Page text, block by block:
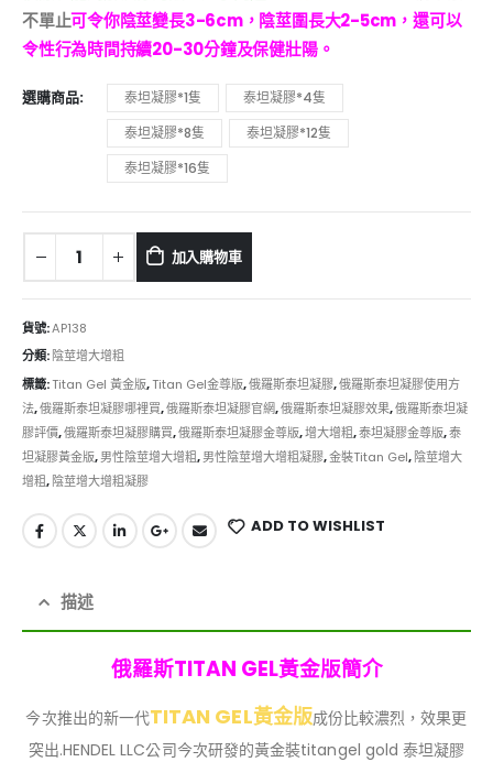
不單止可令你陰莖變長3-6cm，陰莖圍長大2-5cm，還可以
令性行為時間持續20-30分鐘及保健壯陽。
選購商品 泰坦凝膠*1隻
泰坦凝膠*4隻
泰坦凝膠*8隻
泰坦凝膠*12隻
泰坦凝膠*16隻
加入購物車
貨號:AP138
分類: 陰莖增大增粗
標籤:Titan Gel 黃金版,Titan Gel金尊版,俄羅斯泰坦凝膠,俄羅斯泰坦凝膠使用方
法,俄羅斯泰坦凝膠哪裡買,俄羅斯泰坦凝膠官網,俄羅斯泰坦凝膠效果,俄羅斯泰坦凝
膠評價,俄羅斯泰坦凝膠購買,俄羅斯泰坦凝膠金尊版,增大增粗,泰坦凝膠金尊版,泰
坦凝膠黃金版,男性陰莖增大增粗,男性陰莖增大增粗凝膠,金裝Titan Gel, 陰莖增大
增粗, 陰莖增大增粗凝膠
ADD TO WISHLIST
描述
俄羅斯TITAN GEL黃金版簡介
今次推出的新一代TITAN GEL黃金版成份比較濃烈，效果更
突出.HENDEL LLC公司今次研發的黃金裝titangel gold 泰坦凝膠